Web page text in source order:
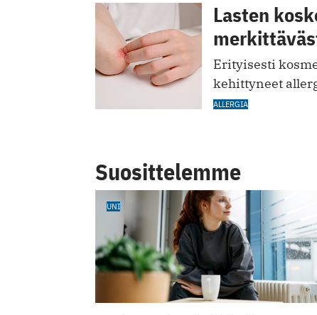
Lasten
Erityisesti
kehittyneet
ALLERGIA
Suosittelemme
UNI